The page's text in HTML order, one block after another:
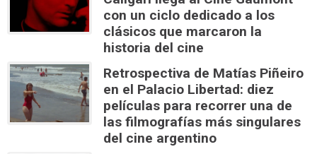
con un ciclo dedicado a los
clásicos que marcaron la
historia del cine
Retrospectiva de Matías Piñeiro
en el Palacio Libertad: diez
películas para recorrer una de
las filmografías más singulares
del cine argentino